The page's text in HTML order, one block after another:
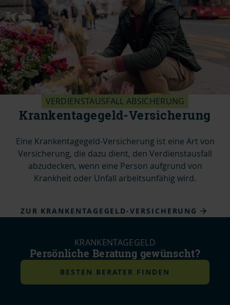
VERDIENSTAUSFALL ABSICHERUNG
Krankentagegeld-Versicherung
Eine Krankentagegeld-Versicherung ist eine Art von
Versicherung, die dazu dient, den Verdienstausfall
abzudecken, wenn eine Person aufgrund von
Krankheit oder Unfall arbeitsunfähig wird.
ZUR KRANKENTAGEGELD-VERSICHERUNG
KRANKENTAGEGELD
Persönliche Beratung gewünscht?
BESTEN BERATER FINDEN